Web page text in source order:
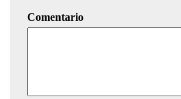
Comentario